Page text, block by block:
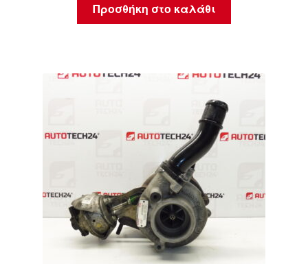
Προσθήκη στο καλάθι